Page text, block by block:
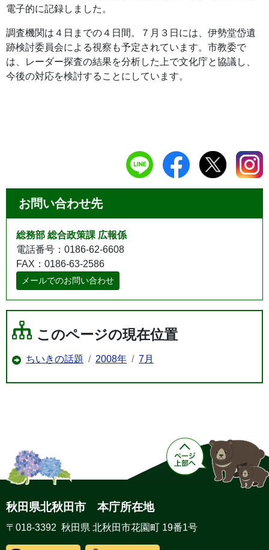
電子的に記録しました。
調査機関は４日までの４日間。７月３日には、伊勢堂岱遺
跡検討委員会による視察も予定されています。市教委で
は、レーダー探査の結果を分析した上で文化庁と協議し、
今後の対応を検討することにしています。
お問い合わせ先
総務部 総合政策課 広報係
電話番号：0186-62-6608
FAX：0186-63-2586
メールでのお問い合わせ
このページの現在位置
ちいきの話題 2008年 7月
秋田県北秋田市 本庁所在地
〒018-3392 秋田県 北秋田市花園町 19番1号